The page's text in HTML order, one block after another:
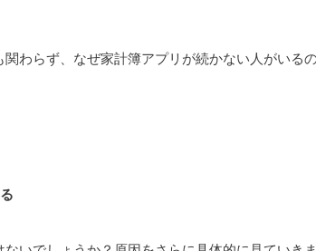
わらず、なぜ家計簿アプリが続かない人がいる